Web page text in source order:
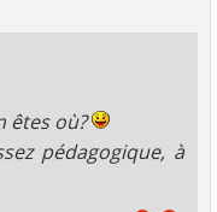
êtes où?
pédagogique, à